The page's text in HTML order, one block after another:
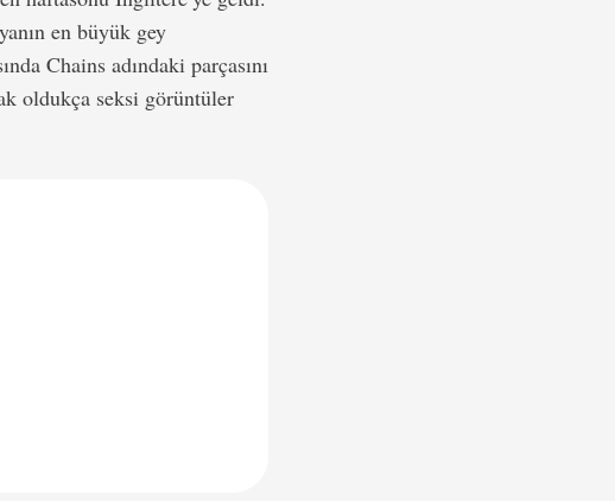
en büyük gey
Chains adındaki parçasını
oldukça seksi görüntüler